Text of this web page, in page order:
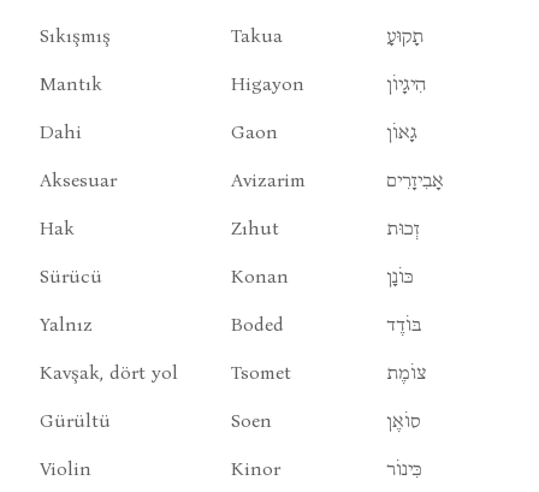
Sıkışmış Takua תָקוּעָ
Mantık Higayon הִיגָיוֹן
Dahi Gaon גָאוֹן
Aksesuar Avizarim אָבִיזָרִים
Hak Zıhut זְכוּת
Sürücü Konan כּוֹנָן
Yalnız Boded בּוֹדֶד
Kavşak, dört yol Tsomet צוֹמֶת
Gürültü Soen סוֹאֶן
Violin Kinor כִּינוֹר